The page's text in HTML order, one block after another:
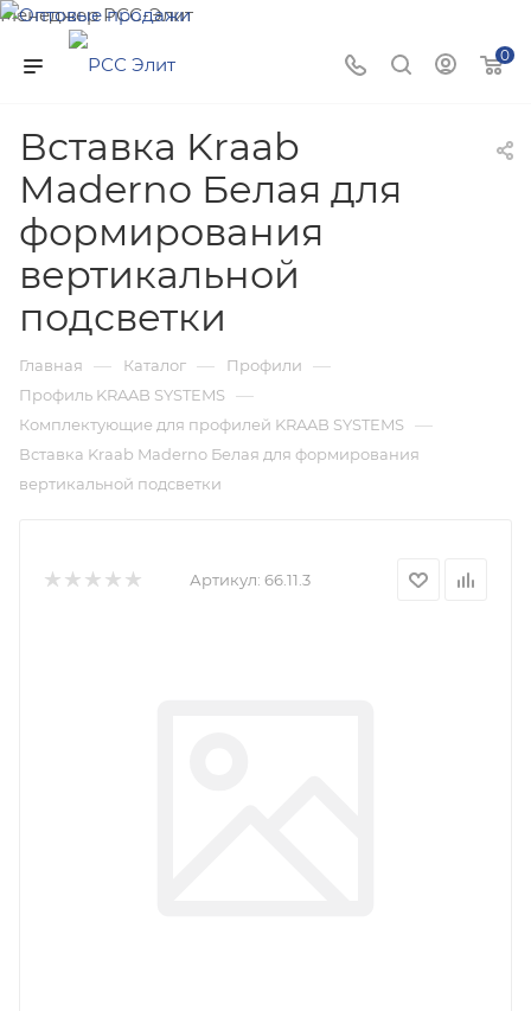
Менеджер РСС-Элит
Напишите нам и мы поможем подобрать товар именно
для Вас!
0
Вставка Kraab
Maderno Белая для
формирования
вертикальной
подсветки
Главная — Каталог — Профили —
Профиль KRAAB SYSTEMS —
Комплектующие для профилей KRAAB SYSTEMS —
Вставка Kraab Maderno Белая для формирования
вертикальной подсветки
Артикул: 66.11.3